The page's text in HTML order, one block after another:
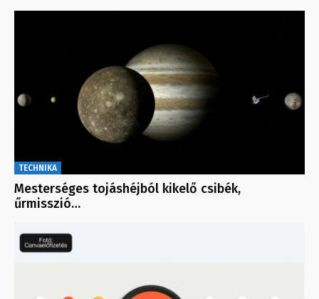
TECHNIKA
Mesterséges tojáshéjból kikelő csibék,
űrmisszió…